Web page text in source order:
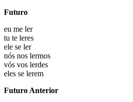
Futuro
eu me ler
tu te leres
ele se ler
nós nos lermos
vós vos lerdes
eles se lerem
Futuro Anterior